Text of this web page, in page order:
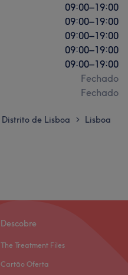
09:00–19:00
09:00–19:00
09:00–19:00
09:00–19:00
09:00–19:00
Fechado
Fechado
Distrito de Lisboa > Lisboa
Descobre
The Treatment Files
Cartão Oferta